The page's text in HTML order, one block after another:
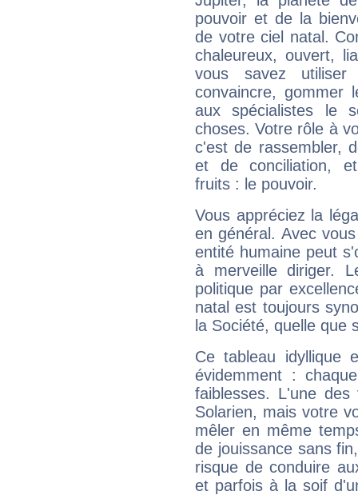
pouvoir et de la
de votre ciel natal.
chaleureux, ouvert,
vous savez
convaincre, gommer
aux spécialistes le
choses. Votre rôle à
c'est de rassembler,
et de conciliation,
fruits : le pouvoir.
Vous appréciez la
en général. Avec
entité humaine peut
à merveille diriger.
politique par
natal est toujours
la Société, quelle que
Ce tableau idyllique
évidemment :
faiblesses. L'une
Solarien, mais votre
mêler en même
de jouissance sans
risque de conduire
et parfois à la soif